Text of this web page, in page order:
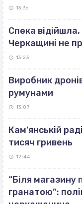
13:36
Спека
Черкащині не
13:23
Виробник
румунами
13:07
Кам’янській
тисяч гривень
12:44
“Біля
гранатою”: